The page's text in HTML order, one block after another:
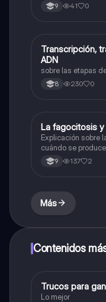
9 41 0
Biologia
Transcripción,
ADN
sobre las etapas
8 230 0
Biologia
La fagocitosis
Explicación sobre
cuándo se
9 137 2
Más
Contenidos
Química
Trucos para
Lo mejor